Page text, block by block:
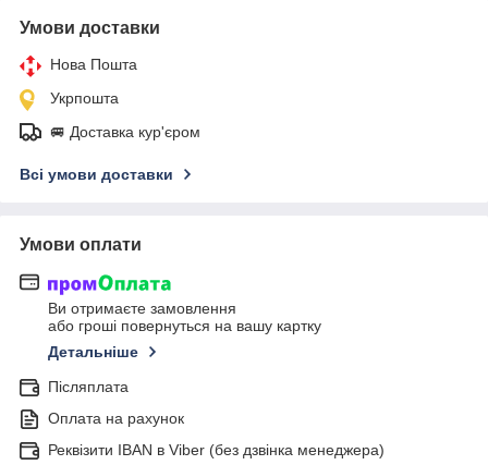
Умови доставки
Нова Пошта
Укрпошта
🚐 Доставка кур'єром
Всі умови доставки
Умови оплати
Ви отримаєте замовлення
або гроші повернуться на вашу картку
Детальніше
Післяплата
Оплата на рахунок
Реквізити IBAN в Viber (без дзвінка менеджера)